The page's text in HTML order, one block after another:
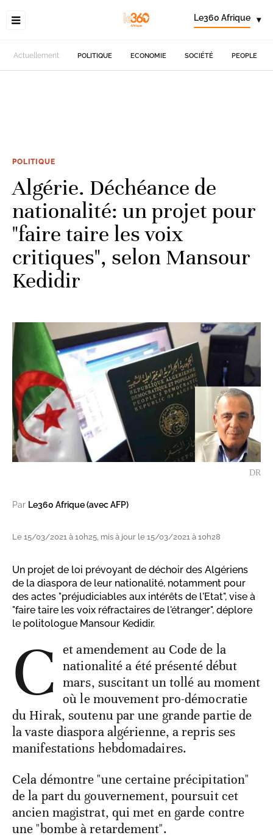
Le360 Afrique ▾
Actuellement POLITIQUE ECONOMIE SOCIÉTÉ PEOPLE
POLITIQUE
Algérie. Déchéance de
nationalité: un projet pour
"faire taire les voix
critiques", selon Mansour
Kedidir
DR
Par Le360 Afrique (avec AFP)
Le 15/03/2021 à 10h25, mis à jour le 15/03/2021 à 10h28
Un projet de loi prévoyant de déchoir des Algériens
de la diaspora de leur nationalité, notamment pour
des actes "préjudiciables aux intérêts de l'Etat", vise à
"faire taire les voix réfractaires de l'étranger", déplore
le politologue Mansour Kedidir.
C et amendement au Code de la
nationalité a été présenté début
mars, suscitant un tollé au moment
où le mouvement pro-démocratie
du Hirak, soutenu par une grande partie de
la vaste diaspora algérienne, a repris ses
manifestations hebdomadaires.
Cela démontre "une certaine précipitation"
de la part du gouvernement, poursuit cet
ancien magistrat, qui met en garde contre
une "bombe à retardement".